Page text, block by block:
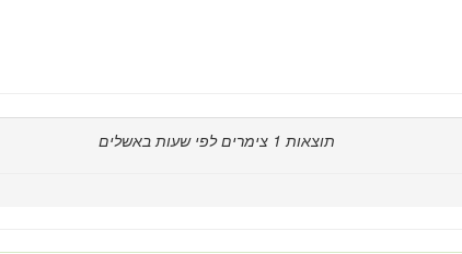
תוצאות 1 צימרים לפי שעות באשלים